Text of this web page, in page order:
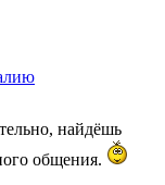
найдёшь
общения.